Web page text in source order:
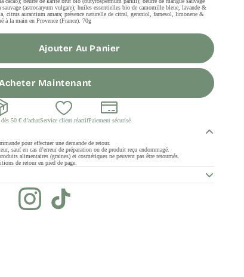
(astrocaryum vulgare); huiles essentielles bio de camomille bleue, lavande &
citrus aurantium amara; présence naturelle de citral, geraniol, farnesol, limonene &
la main en Provence (France). 70g
Ajouter Au Panier
Maintenant
50 € d’achatService client réactifPaiement sécurisé
pour effectuer une demande de retour.
sauf en cas d’erreur de préparation ou de produit reçu endommagé.
alimentaires (graines) et cosmétiques ne peuvent pas être retournés.
de retour en pied de page.